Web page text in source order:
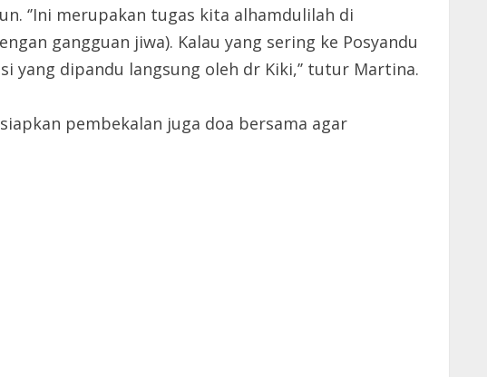
‘’Ini merupakan tugas kita alhamdulilah di
gangguan jiwa). Kalau yang sering ke Posyandu
dipandu langsung oleh dr Kiki,’’ tutur Martina.
pembekalan juga doa bersama agar